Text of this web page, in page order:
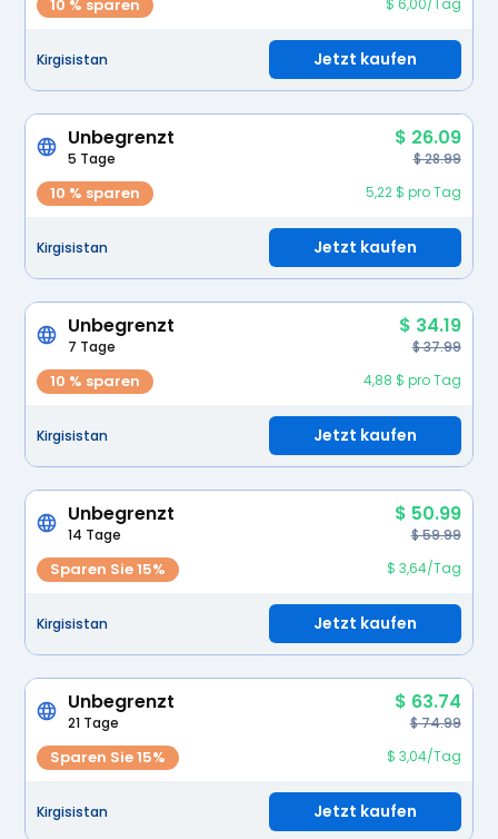
10 % sparen $ 6,00/Tag
Kirgisistan Jetzt kaufen
Unbegrenzt $ 26.09
5 Tage $ 28.99
10 % sparen 5,22 $ pro Tag
Kirgisistan Jetzt kaufen
Unbegrenzt $ 34.19
7 Tage $ 37.99
10 % sparen 4,88 $ pro Tag
Kirgisistan Jetzt kaufen
Unbegrenzt $ 50.99
14 Tage $ 59.99
Sparen Sie 15% $ 3,64/Tag
Kirgisistan Jetzt kaufen
Unbegrenzt $ 63.74
21 Tage $ 74.99
Sparen Sie 15% $ 3,04/Tag
Kirgisistan Jetzt kaufen